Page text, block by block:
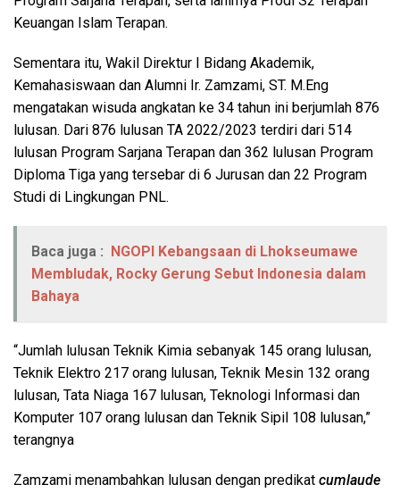
Keuangan Islam Terapan.
Sementara itu, Wakil Direktur I Bidang Akademik,
Kemahasiswaan dan Alumni Ir. Zamzami, ST. M.Eng
mengatakan wisuda angkatan ke 34 tahun ini berjumlah 876
lulusan. Dari 876 lulusan TA 2022/2023 terdiri dari 514
lulusan Program Sarjana Terapan dan 362 lulusan Program
Diploma Tiga yang tersebar di 6 Jurusan dan 22 Program
Studi di Lingkungan PNL.
Baca juga :
NGOPI Kebangsaan di Lhokseumawe
Membludak, Rocky Gerung Sebut Indonesia dalam
Bahaya
“Jumlah lulusan Teknik Kimia sebanyak 145 orang lulusan,
Teknik Elektro 217 orang lulusan, Teknik Mesin 132 orang
lulusan, Tata Niaga 167 lulusan, Teknologi Informasi dan
Komputer 107 orang lulusan dan Teknik Sipil 108 lulusan,”
terangnya
Zamzami menambahkan lulusan dengan predikat cumlaude